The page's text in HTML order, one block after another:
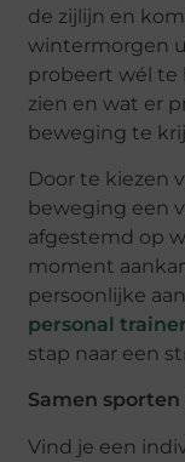
de zijlijn en
wintermorgen
probeert wél te
zien en wat er
beweging te
Door te kiezen
beweging een
afgestemd op
moment
persoonlijke
personal
stap naar een
Samen
Vind je een